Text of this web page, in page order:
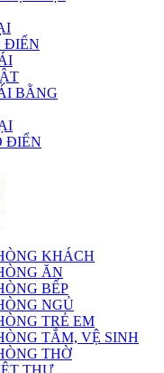
ĐIỂN
BẰNG
ĐIỂN
KHÁCH
ĂN
BẾP
NGỦ
TRẺ EM
TẮM, VỆ SINH
THỜ
THỰ